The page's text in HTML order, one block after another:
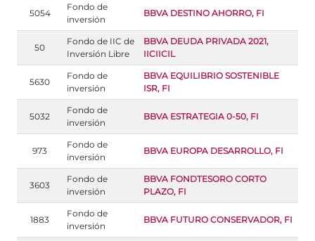
5054
Fondo de
inversión
BBVA DESTINO AHORRO, FI
50
Fondo de IIC de
Inversión Libre
BBVA DEUDA PRIVADA 2021,
IICIICIL
5630
Fondo de
inversión
BBVA EQUILIBRIO SOSTENIBLE
ISR, FI
5032
Fondo de
inversión
BBVA ESTRATEGIA 0-50, FI
973
Fondo de
inversión
BBVA EUROPA DESARROLLO, FI
3603
Fondo de
inversión
BBVA FONDTESORO CORTO
PLAZO, FI
1883
Fondo de
inversión
BBVA FUTURO CONSERVADOR, FI